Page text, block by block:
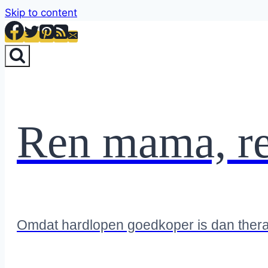
Skip to content
Ren mama,
Omdat hardlopen goedkoper is dan